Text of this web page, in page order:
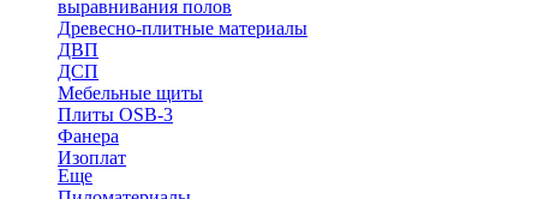
выравнивания полов
Древесно-плитные материалы
ДВП
ДСП
Мебельные щиты
Плиты OSB-3
Фанера
Изоплат
Еще